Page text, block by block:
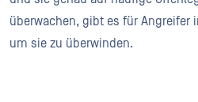
überwachen, gibt es für Angreifer
um sie zu überwinden.